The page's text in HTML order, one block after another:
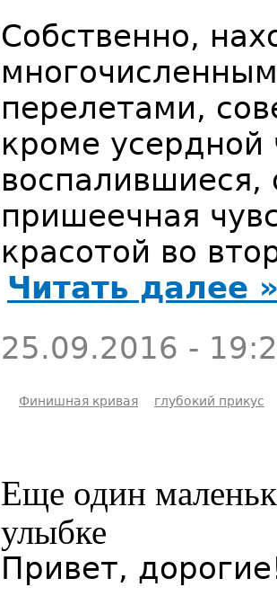
Собственно,
перелетами,
кроме усердной
пришеечная
красотой во
Читать далее
25.09.2016 -
Финишная кривая глубокий прикус
Еще один
улыбке
Привет,